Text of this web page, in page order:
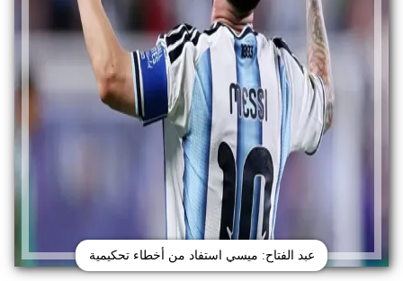
عبد الفتاح: ميسي استفاد من أخطاء تحكيمية